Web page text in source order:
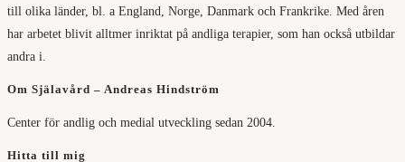
till olika länder, bl. a England, Norge, Danmark och Frankrike. Med åren
har arbetet blivit alltmer inriktat på andliga terapier, som han också utbildar
andra i.
Om Själavård – Andreas Hindström
Center för andlig och medial utveckling sedan 2004.
Hitta till mig